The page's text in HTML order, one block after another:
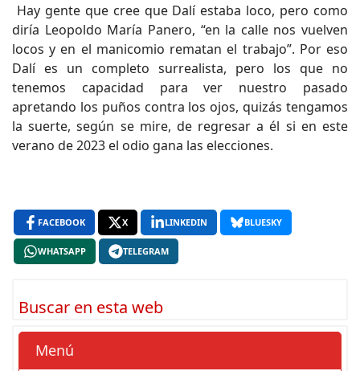
Hay gente que cree que Dalí estaba loco, pero como
diría Leopoldo María Panero, “en la calle nos vuelven
locos y en el manicomio rematan el trabajo”. Por eso
Dalí es un completo surrealista, pero los que no
tenemos capacidad para ver nuestro pasado
apretando los puños contra los ojos, quizás tengamos
la suerte, según se mire, de regresar a él si en este
verano de 2023 el odio gana las elecciones.
FACEBOOK X LINKEDIN BLUESKY
WHATSAPP TELEGRAM
Buscar en esta web
Menú